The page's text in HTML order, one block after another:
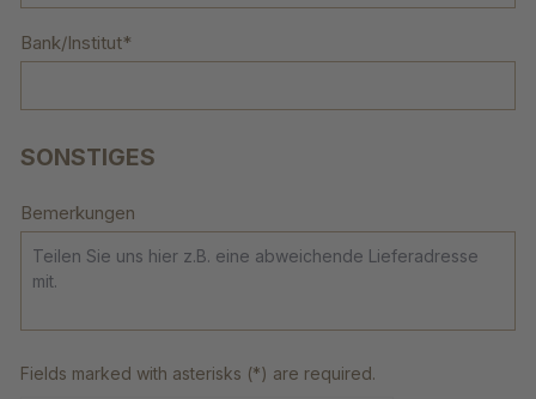
Bank/Institut*
SONSTIGES
Bemerkungen
Fields marked with asterisks (*) are required.